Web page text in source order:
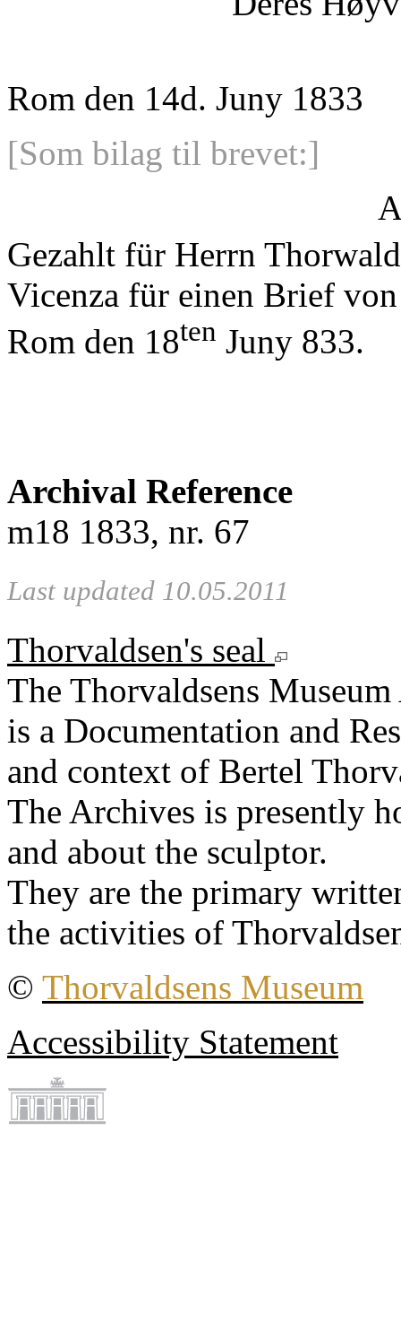
Rom den 14d. Juny 1833
[Som bilag til brevet:]
Gezahlt für Herrn
Vicenza für einen Brief
Rom den 18ten Juny 833.
Archival Reference
m18 1833, nr. 67
Last updated 10.05.2011
Thorvaldsen's seal
The Thorvaldsens
is a Documentation and
and context of Bertel
The Archives is presently
and about the sculptor.
They are the primary
the activities of
© Thorvaldsens Museum
Accessibility Statement